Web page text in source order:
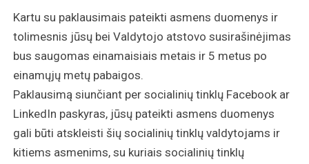
Kartu su paklausimais pateikti asmens duomenys ir
tolimesnis jūsų bei Valdytojo atstovo susirašinėjimas
bus saugomas einamaisiais metais ir 5 metus po
einamųjų metų pabaigos.
Paklausimą siunčiant per socialinių tinklų Facebook ar
LinkedIn paskyras, jūsų pateikti asmens duomenys
gali būti atskleisti šių socialinių tinklų valdytojams ir
kitiems asmenims, su kuriais socialinių tinklų